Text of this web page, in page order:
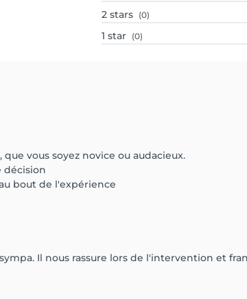
2 stars (0)
1 star (0)
vous soyez novice ou audacieux.
décision
bout de l'expérience
Il nous rassure lors de l'intervention et